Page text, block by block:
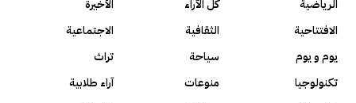
الرياضية
كل الآراء
الأخيرة
الافتتاحية
الثقافية
الاجتماعية
يوم و يوم
سياحة
تراث
تكنولوجيا
منوعات
آراء طلابية